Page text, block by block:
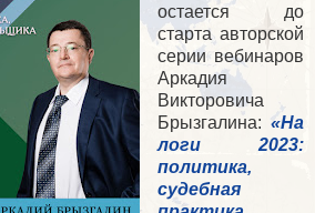
остается до
старта авторской
серии вебинаров
Аркадия
Викторовича
Брызгалина: «На
логи 2023:
политика,
судебная